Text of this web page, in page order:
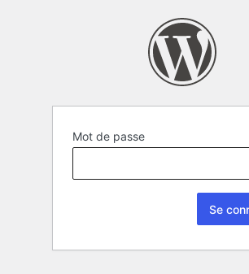
Mot de passe